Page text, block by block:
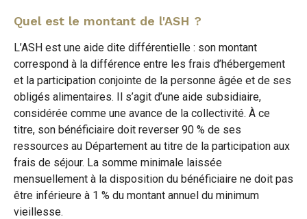
Quel est le montant de l'ASH ?
L’ASH est une aide dite différentielle : son montant
correspond à la différence entre les frais d’hébergement
et la participation conjointe de la personne âgée et de ses
obligés alimentaires. Il s’agit d’une aide subsidiaire,
considérée comme une avance de la collectivité. À ce
titre, son bénéficiaire doit reverser 90 % de ses
ressources au Département au titre de la participation aux
frais de séjour. La somme minimale laissée
mensuellement à la disposition du bénéficiaire ne doit pas
être inférieure à 1 % du montant annuel du minimum
vieillesse.